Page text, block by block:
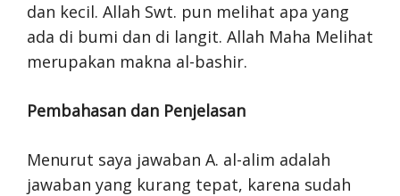
dan kecil. Allah Swt. pun melihat apa yang
ada di bumi dan di langit. Allah Maha Melihat
merupakan makna al-bashir.
Pembahasan dan Penjelasan
Menurut saya jawaban A. al-alim adalah
jawaban yang kurang tepat, karena sudah